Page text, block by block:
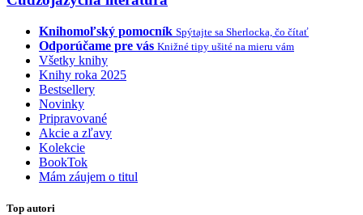
Knihomoľský pomocník Spýtajte sa Sherlocka, čo čítať
Odporúčame pre vás Knižné tipy ušité na mieru vám
Všetky knihy
Knihy roka 2025
Bestsellery
Novinky
Pripravované
Akcie a zľavy
Kolekcie
BookTok
Mám záujem o titul
Top autori